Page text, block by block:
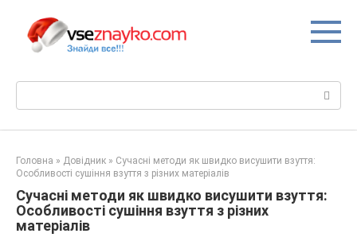
вмісту
Головна » Довідник » Сучасні методи як швидко висушити взуття:
Особливості сушіння взуття з різних матеріалів
Сучасні методи як швидко висушити взуття:
Особливості сушіння взуття з різних
матеріалів